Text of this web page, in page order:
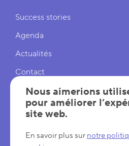
Liens rapides
Success stories
Agenda
Actualités
Contact
Cookies
Réglages cookies
Nous aimerions
pour améliorer
site web.
En savoir plus sur notre